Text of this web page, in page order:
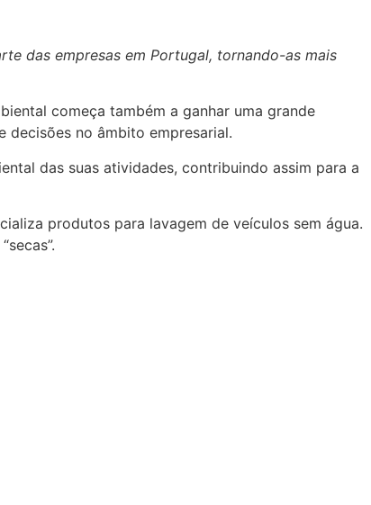
das empresas em Portugal, tornando-as mais
começa também a ganhar uma grande
decisões no âmbito empresarial.
das suas atividades, contribuindo assim para a
produtos para lavagem de veículos sem água.